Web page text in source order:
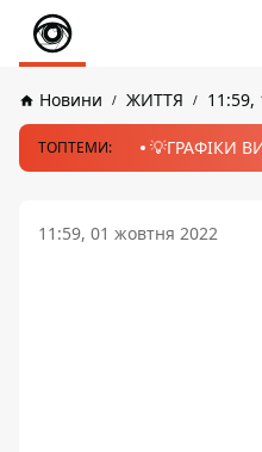
Новини ЖИТТЯ 11:59,
ТОПТЕМИ: 💡ГРАФІКИ
11:59, 01 жовтня 2022